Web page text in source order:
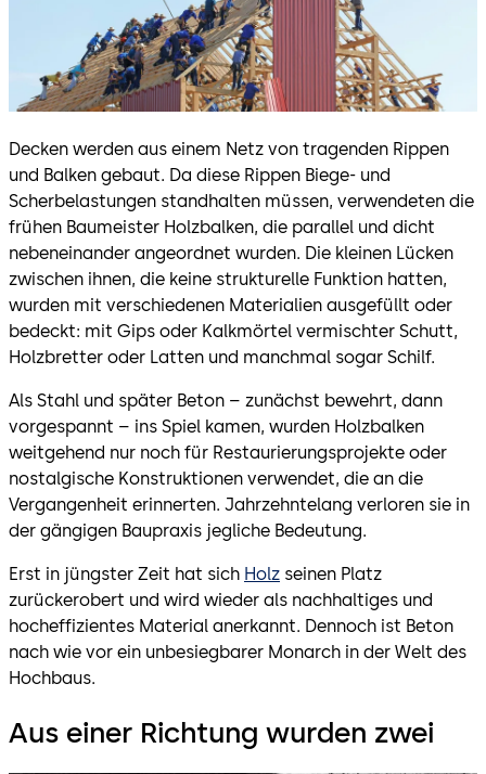
Decken werden aus einem Netz von tragenden Rippen
und Balken gebaut. Da diese Rippen Biege- und
Scherbelastungen standhalten müssen, verwendeten die
frühen Baumeister Holzbalken, die parallel und dicht
nebeneinander angeordnet wurden. Die kleinen Lücken
zwischen ihnen, die keine strukturelle Funktion hatten,
wurden mit verschiedenen Materialien ausgefüllt oder
bedeckt: mit Gips oder Kalkmörtel vermischter Schutt,
Holzbretter oder Latten und manchmal sogar Schilf.
Als Stahl und später Beton – zunächst bewehrt, dann
vorgespannt – ins Spiel kamen, wurden Holzbalken
weitgehend nur noch für Restaurierungsprojekte oder
nostalgische Konstruktionen verwendet, die an die
Vergangenheit erinnerten. Jahrzehntelang verloren sie in
der gängigen Baupraxis jegliche Bedeutung.
Erst in jüngster Zeit hat sich Holz seinen Platz
zurückerobert und wird wieder als nachhaltiges und
hocheffizientes Material anerkannt. Dennoch ist Beton
nach wie vor ein unbesiegbarer Monarch in der Welt des
Hochbaus.
Aus einer Richtung wurden zwei